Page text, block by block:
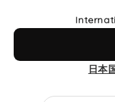
日本